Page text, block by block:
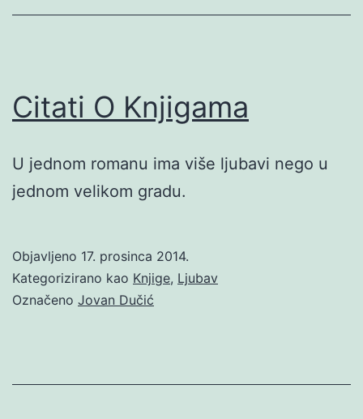
Citati O Knjigama
U jednom romanu ima više ljubavi nego u
jednom velikom gradu.
Objavljeno 17. prosinca 2014.
Kategorizirano kao Knjige, Ljubav
Označeno Jovan Dučić